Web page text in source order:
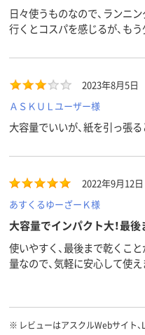
日々使うものなので、ランニ
行くとコスパを感じるが、も
2023年8月5日
ＡＳＫＵＬユーザー様
大容量でいいが、紙を引っ張
2022年9月12日
あすくるゆーざーＫ様
大容量でインパクト大！最
使いやすく、最後まで乾くこ
量なので、気軽に安心して使
※ レビューはアスクルWebサイト